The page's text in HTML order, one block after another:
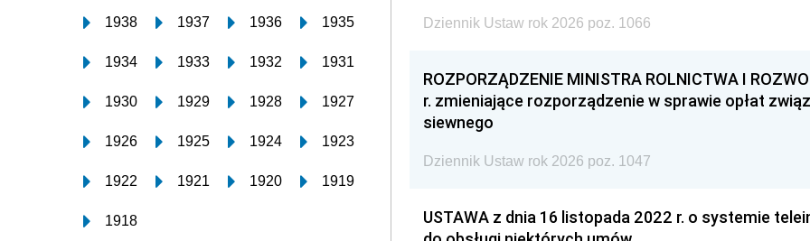
1938 1937 1936 1935
1934 1933 1932 1931
1930 1929 1928 1927
1926 1925 1924 1923
1922 1921 1920 1919
1918
Dziennik Ustaw rok 2026 poz. 1066
ROZPORZĄDZENIE MINISTRA ROLNICTWA I
r. zmieniające rozporządzenie w sprawie opłat
siewnego
Dziennik Ustaw rok 2026 poz. 1047
USTAWA z dnia 16 listopada 2022 r. o systemie